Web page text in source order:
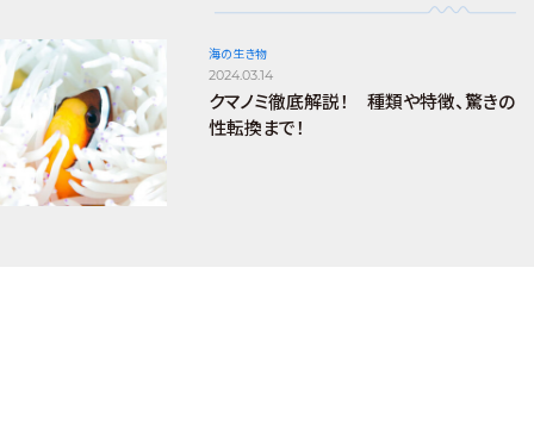
海の生き物
2024.03.14
クマノミ徹底解説！ 種類や特徴、驚きの
性転換まで！